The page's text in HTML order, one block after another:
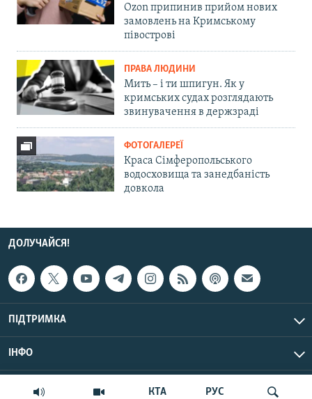
КТА РУС
Ozon припинив прийом нових
замовлень на Кримському
півострові
ПРАВА ЛЮДИНИ
Мить – і ти шпигун. Як у
кримських судах розглядають
звинувачення в держзраді
ФОТОГАЛЕРЕЇ
Краса Сімферопольського
водосховища та занедбаність
довкола
ДОЛУЧАЙСЯ!
ПІДТРИМКА
ІНФО
© Крим.Реалії, 2026 | Усі права застережено.